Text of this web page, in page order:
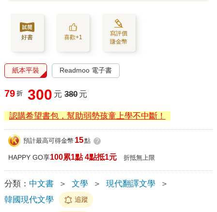
好書 喜歡+1
寫評價
賺金幣
紙本平裝 Readmoo 電子書
79 折 300 元 380 元
認購希望書包，幫助弱勢孩童上學不中斷！
預計最高可得金幣 15點 ?
HAPPY GO享100累1點 4點抵1元 折抵無上限
分類： 中文書 ＞ 文學 ＞ 現代翻譯文學
＞
韓國現代文學
追蹤